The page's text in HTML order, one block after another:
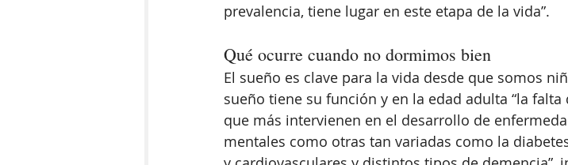
prevalencia, tiene lugar en este etapa de la vida”.
Qué ocurre cuando no dormimos bien
El sueño es clave para la vida desde que somos
sueño tiene su función y en la edad adulta “la
que más intervienen en el desarrollo de
mentales como otras tan variadas como la